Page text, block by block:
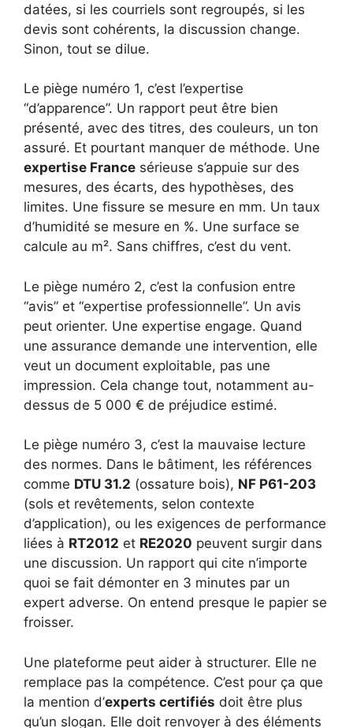
datées, si les courriels sont regroupés, si les
devis sont cohérents, la discussion change.
Sinon, tout se dilue.
Le piège numéro 1, c’est l’expertise
“d’apparence”. Un rapport peut être bien
présenté, avec des titres, des couleurs, un ton
assuré. Et pourtant manquer de méthode. Une
expertise France sérieuse s’appuie sur des
mesures, des écarts, des hypothèses, des
limites. Une fissure se mesure en mm. Un taux
d’humidité se mesure en %. Une surface se
calcule au m². Sans chiffres, c’est du vent.
Le piège numéro 2, c’est la confusion entre
“avis” et “expertise professionnelle”. Un avis
peut orienter. Une expertise engage. Quand
une assurance demande une intervention, elle
veut un document exploitable, pas une
impression. Cela change tout, notamment au-
dessus de 5 000 € de préjudice estimé.
Le piège numéro 3, c’est la mauvaise lecture
des normes. Dans le bâtiment, les références
comme DTU 31.2 (ossature bois), NF P61-203
(sols et revêtements, selon contexte
d’application), ou les exigences de performance
liées à RT2012 et RE2020 peuvent surgir dans
une discussion. Un rapport qui cite n’importe
quoi se fait démonter en 3 minutes par un
expert adverse. On entend presque le papier se
froisser.
Une plateforme peut aider à structurer. Elle ne
remplace pas la compétence. C’est pour ça que
la mention d’experts certifiés doit être plus
qu’un slogan. Elle doit renvoyer à des éléments